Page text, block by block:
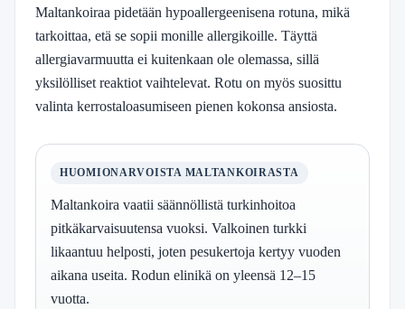
Maltankoiraa pidetään hypoallergeenisena rotuna, mikä
tarkoittaa, etä se sopii monille allergikoille. Täyttä
allergiavarmuutta ei kuitenkaan ole olemassa, sillä
yksilölliset reaktiot vaihtelevat. Rotu on myös suosittu
valinta kerrostaloasumiseen pienen kokonsa ansiosta.
HUOMIONARVOISTA MALTANKOIRASTA
Maltankoira vaatii säännöllistä turkinhoitoa
pitkäkarvaisuutensa vuoksi. Valkoinen turkki
likaantuu helposti, joten pesukertoja kertyy vuoden
aikana useita. Rodun elinikä on yleensä 12–15
vuotta.